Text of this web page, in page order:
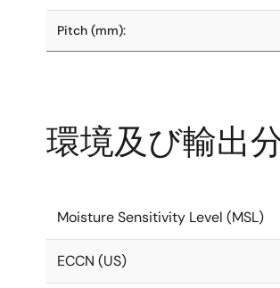
Pitch (mm):
環境及び輸出
Moisture Sensitivity Level (MSL)
ECCN (US)